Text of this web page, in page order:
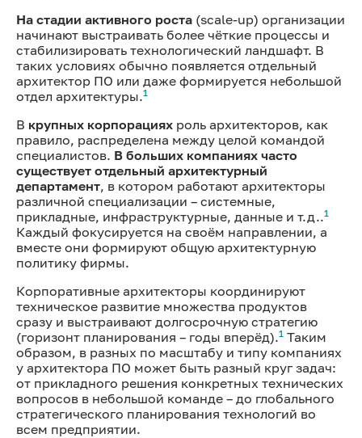
На стадии активного роста (scale-up) организации
начинают выстраивать более чёткие процессы и
стабилизировать технологический ландшафт. В
таких условиях обычно появляется отдельный
архитектор ПО или даже формируется небольшой
отдел архитектуры.1
В крупных корпорациях роль архитекторов, как
правило, распределена между целой командой
специалистов. В больших компаниях часто
существует отдельный архитектурный
департамент, в котором работают архитекторы
различной специализации – системные,
прикладные, инфраструктурные, данные и т.д..1
Каждый фокусируется на своём направлении, а
вместе они формируют общую архитектурную
политику фирмы.
Корпоративные архитекторы координируют
техническое развитие множества продуктов
сразу и выстраивают долгосрочную стратегию
(горизонт планирования – годы вперёд).1 Таким
образом, в разных по масштабу и типу компаниях
у архитектора ПО может быть разный круг задач:
от прикладного решения конкретных технических
вопросов в небольшой команде – до глобального
стратегического планирования технологий во
всем предприятии.